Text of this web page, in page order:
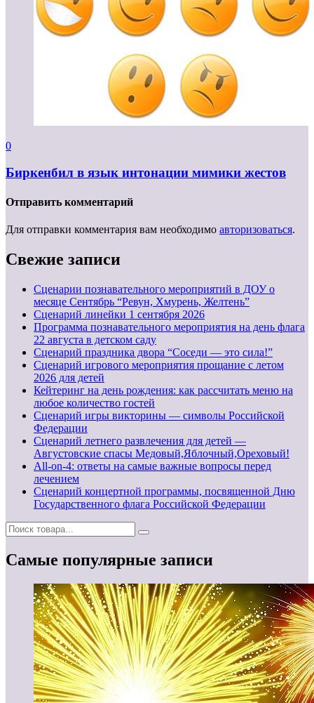
0
Биркенбил в язык интонации мимики жестов
Отправить комментарий
Для отправки комментария вам необходимо авторизоваться.
Свежие записи
Сценарии познавательного мероприятий в ДОУ о
месяце Сентябрь “Ревун, Хмурень, Желтень”
Cценарий линейки 1 сентября 2026
Программа познавательного мероприятия на день флага
22 августа в детском саду
Сценарий праздника двора “Соседи — это сила!”
Сценарий игрового мероприятия прощание с летом
2026 для детей
Кейтеринг на день рождения: как рассчитать меню на
любое количество гостей
Сценарий игры викторины — символы Российской
Федерации
Сценарий летнего развлечения для детей —
Августовские спасы Медовый,Яблочный,Ореховый!
All-on-4: ответы на самые важные вопросы перед
лечением
Сценарий концертной программы, посвященной Дню
Государственного флага Российской Федерации
Самые популярные записи